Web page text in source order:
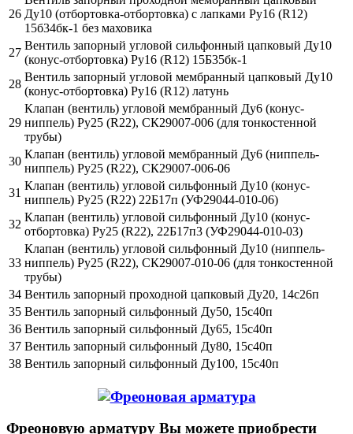
26 Ду10 (отбортовка-отбортовка) с лапками Ру16 (R12)
15б34бк-1 без маховика
27
Вентиль запорный угловой сильфонный цапковый Ду10
(конус-отбортовка) Ру16 (R12) 15Б35бк-1
28
Вентиль запорный угловой мембранный цапковый Ду10
(конус-отбортовка) Ру16 (R12) латунь
29
Клапан (вентиль) угловой мембранный Ду6 (конус-
ниппель) Ру25 (R22), СК29007-006 (для тонкостенной
трубы)
30
Клапан (вентиль) угловой мембранный Ду6 (ниппель-
ниппель) Ру25 (R22), СК29007-006-06
31
Клапан (вентиль) угловой сильфонный Ду10 (конус-
ниппель) Ру25 (R22) 22Б17п (УФ29044-010-06)
32
Клапан (вентиль) угловой сильфонный Ду10 (конус-
отбортовка) Ру25 (R22), 22Б17п3 (УФ29044-010-03)
33
Клапан (вентиль) угловой сильфонный Ду10 (ниппель-
ниппель) Ру25 (R22), СК29007-010-06 (для тонкостенной
трубы)
34 Вентиль запорный проходной цапковый Ду20, 14с26п
35 Вентиль запорный сильфонный Ду50, 15с40п
36 Вентиль запорный сильфонный Ду65, 15с40п
37 Вентиль запорный сильфонный Ду80, 15с40п
38 Вентиль запорный сильфонный Ду100, 15с40п
Фреоновую арматуру Вы можете приобрести